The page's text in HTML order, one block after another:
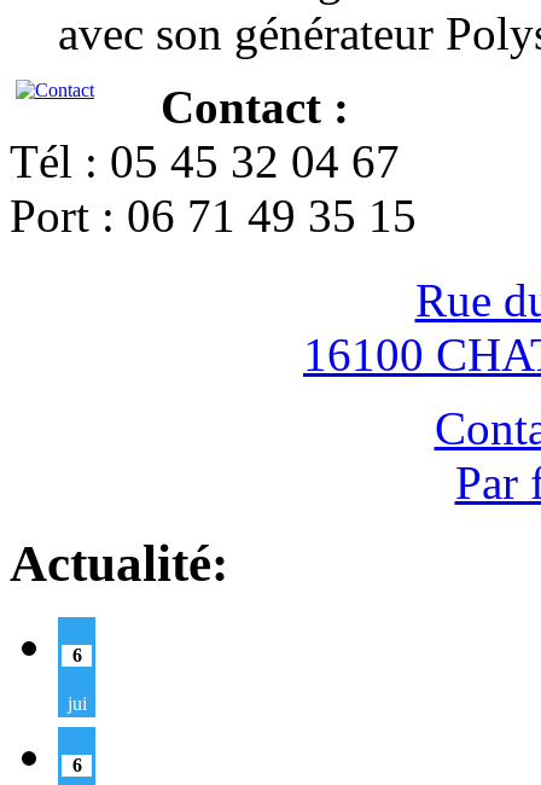
avec son générateur
Contact :
Tél : 05 45 32 04 67
Port : 06 71 49 35 15
Rue
16100
Par
Actualité:
6
jui
6